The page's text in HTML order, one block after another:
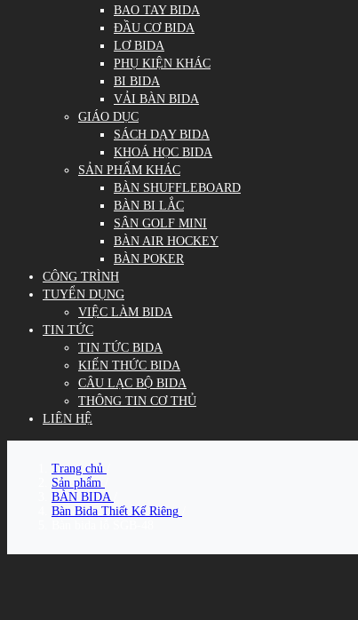
BAO TAY BIDA
ĐẦU CƠ BIDA
LƠ BIDA
PHỤ KIỆN KHÁC
BI BIDA
VẢI BÀN BIDA
GIÁO DỤC
SÁCH DẠY BIDA
KHOÁ HỌC BIDA
SẢN PHẨM KHÁC
BÀN SHUFFLEBOARD
BÀN BI LẮC
SÂN GOLF MINI
BÀN AIR HOCKEY
BÀN POKER
CÔNG TRÌNH
TUYỂN DỤNG
VIỆC LÀM BIDA
TIN TỨC
TIN TỨC BIDA
KIẾN THỨC BIDA
CÂU LẠC BỘ BIDA
THÔNG TIN CƠ THỦ
LIÊN HỆ
Trang chủ
Sản phẩm
BÀN BIDA
Bàn Bida Thiết Kế Riêng